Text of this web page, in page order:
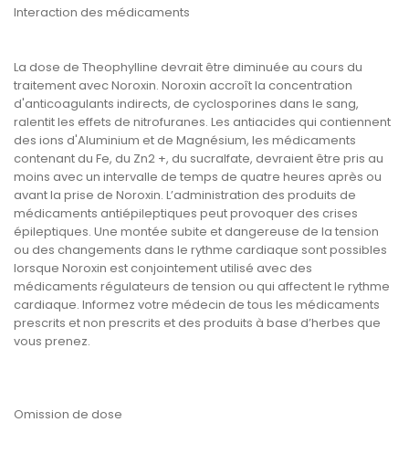
Interaction des médicaments
La dose de Theophylline devrait être diminuée au cours du
traitement avec Noroxin. Noroxin accroît la concentration
d'anticoagulants indirects, de cyclosporines dans le sang,
ralentit les effets de nitrofuranes. Les antiacides qui contiennent
des ions d'Aluminium et de Magnésium, les médicaments
contenant du Fe, du Zn2 +, du sucralfate, devraient être pris au
moins avec un intervalle de temps de quatre heures après ou
avant la prise de Noroxin. L’administration des produits de
médicaments antiépileptiques peut provoquer des crises
épileptiques. Une montée subite et dangereuse de la tension
ou des changements dans le rythme cardiaque sont possibles
lorsque Noroxin est conjointement utilisé avec des
médicaments régulateurs de tension ou qui affectent le rythme
cardiaque. Informez votre médecin de tous les médicaments
prescrits et non prescrits et des produits à base d’herbes que
vous prenez.
Omission de dose